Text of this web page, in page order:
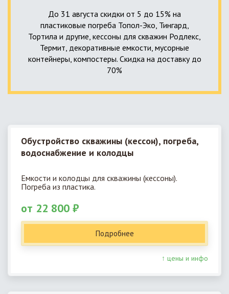
До 31 августа скидки от 5 до 15% на
пластиковые погреба Топол-Эко, Тингард,
Тортила и другие, кессоны для скважин Родлекс,
Термит, декоративные емкости, мусорные
контейнеры, компостеры. Скидка на доставку до
70%
Обустройство скважины (кессон), погреба,
водоснабжение и колодцы
Емкости и колодцы для скважины (кессоны).
Погреба из пластика.
от 22 800 ₽
Подробнее
↑ цены и инфо